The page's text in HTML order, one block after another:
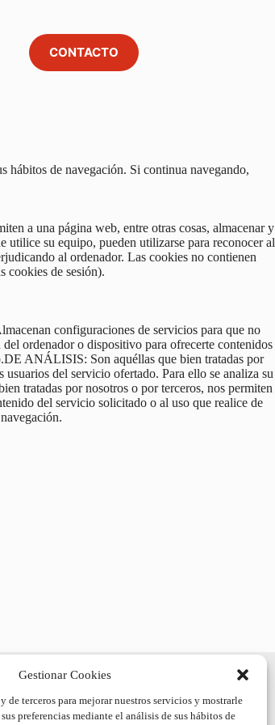
Gestionar Cookies
de terceros para mejorar nuestros servicios y mostrarle
preferencias mediante el análisis de sus hábitos de
CONTACTO
hábitos de navegación. Si continua navegando,
a una página web, entre otras cosas, almacenar y
utilice su equipo, pueden utilizarse para reconocer al
al ordenador. Las cookies no contienen
cookies de sesión).
configuraciones de servicios para que no
ordenador o dispositivo para ofrecerte contenidos
ANÁLISIS: Son aquéllas que bien tratadas por
del servicio ofertado. Para ello se analiza su
tratadas por nosotros o por terceros, nos permiten
del servicio solicitado o al uso que realice de
¿Dónde estamos?
(Acceso por C/ Fernando
o Arcipreste de Hita), Madrid